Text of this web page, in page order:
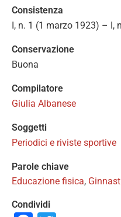
Consistenza
I, n. 1 (1 marzo 1923) – I,
Conservazione
Buona
Compilatore
Giulia Albanese
Soggetti
Periodici e riviste sportive
Parole chiave
Educazione fisica,
Condividi